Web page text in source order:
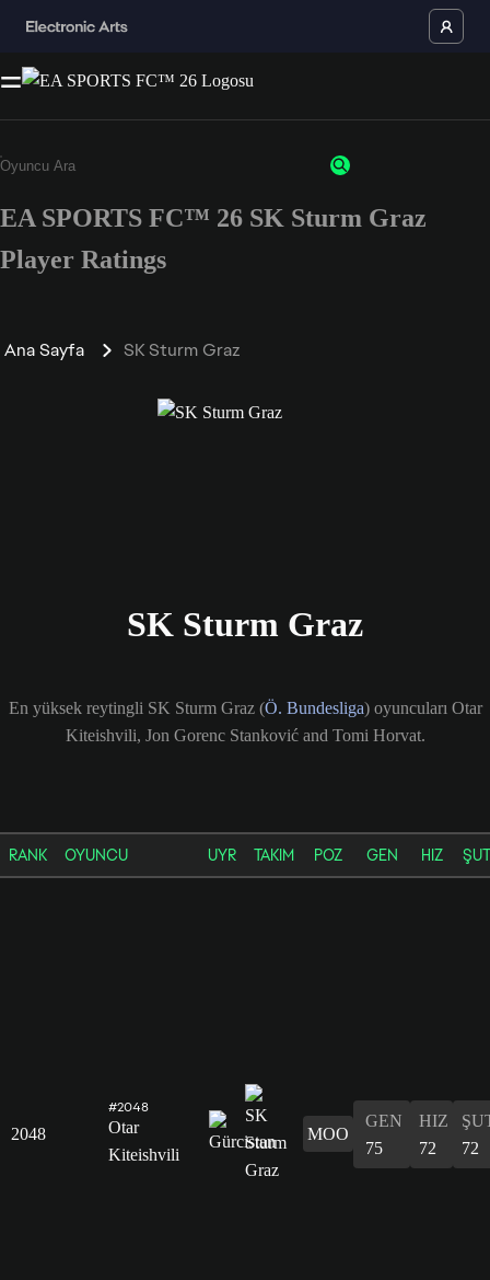
EA SPORTS FC™ 26 SK Sturm Graz
Player Ratings
Ana Sayfa SK Sturm Graz
SK Sturm Graz
En yüksek reytingli SK Sturm Graz (Ö. Bundesliga) oyuncuları Otar
Kiteishvili, Jon Gorenc Stanković and Tomi Horvat.
RANK OYUNCU UYR TAKIM POZ GEN HIZ ŞUT
2048
#2048
Otar
Kiteishvili
MOO
GEN
75
HIZ
72
72